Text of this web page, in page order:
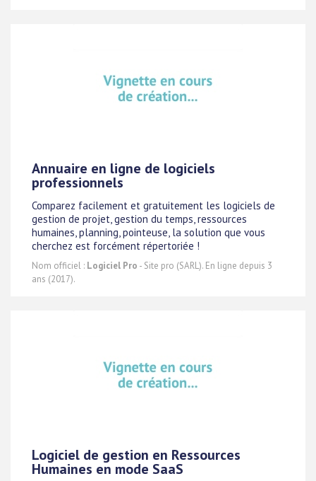
Annuaire en ligne de logiciels
professionnels
Comparez facilement et gratuitement les logiciels de
gestion de projet, gestion du temps, ressources
humaines, planning, pointeuse, la solution que vous
cherchez est forcément répertoriée !
Nom officiel : Logiciel Pro - Site pro (SARL). En ligne depuis 3
ans (2017).
Logiciel de gestion en Ressources
Humaines en mode SaaS